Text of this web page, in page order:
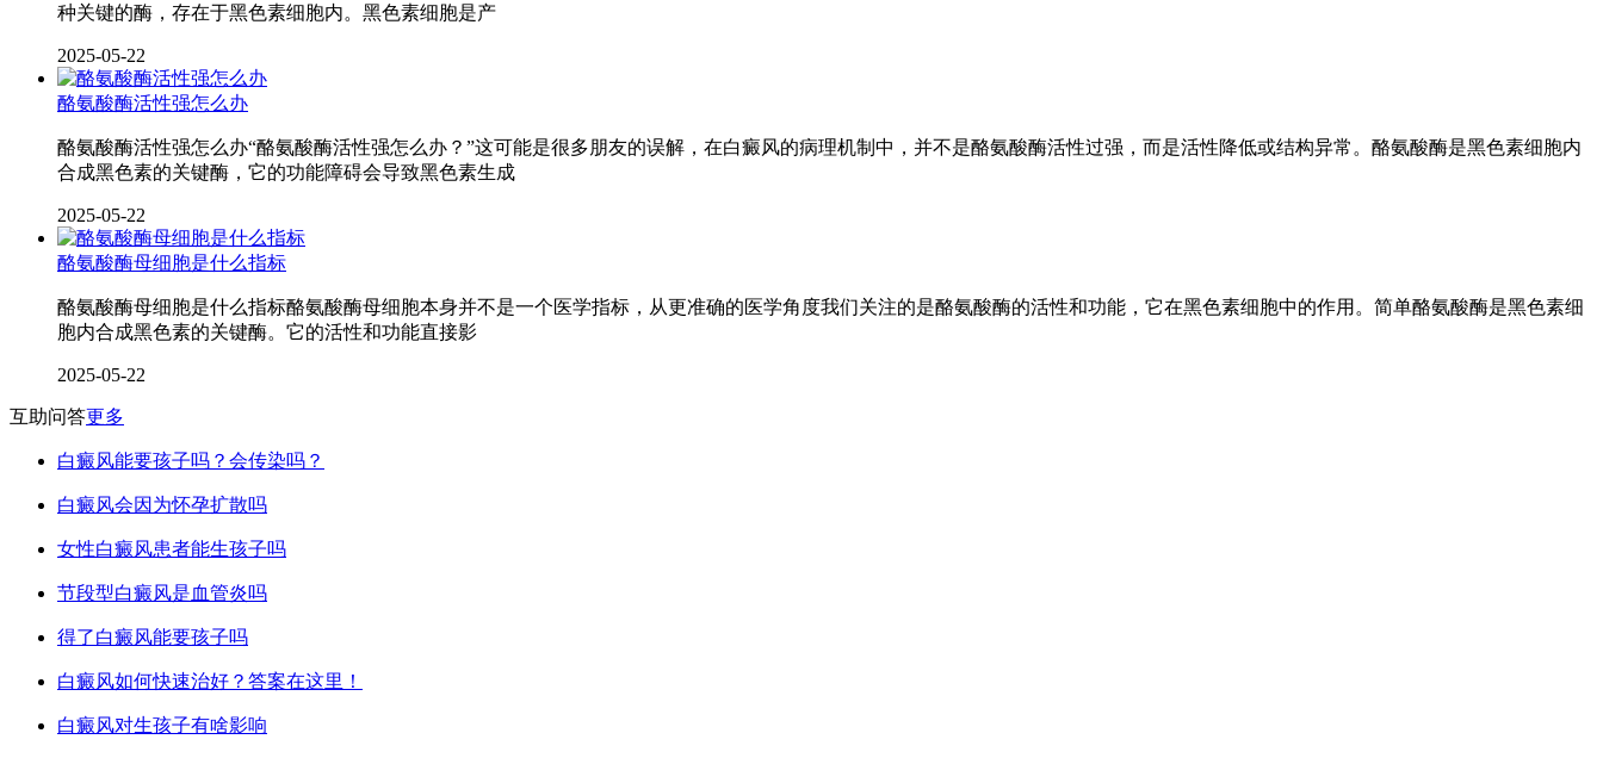
种关键的酶，存在于黑色素细胞内。黑色素细胞是产
2025-05-22
酪氨酸酶活性强怎么办
酪氨酸酶活性强怎么办“酪氨酸酶活性强怎么办？”这可能是很多朋友的误解，在白癜风的病理机制中，并不是酪氨酸酶活性过强，而是活性降低或结构异常。酪氨酸酶是黑色素细胞内
合成黑色素的关键酶，它的功能障碍会导致黑色素生成
2025-05-22
酪氨酸酶母细胞是什么指标
酪氨酸酶母细胞是什么指标酪氨酸酶母细胞本身并不是一个医学指标，从更准确的医学角度我们关注的是酪氨酸酶的活性和功能，它在黑色素细胞中的作用。简单酪氨酸酶是黑色素细
胞内合成黑色素的关键酶。它的活性和功能直接影
2025-05-22
互助问答更多
白癜风能要孩子吗？会传染吗？
白癜风会因为怀孕扩散吗
女性白癜风患者能生孩子吗
节段型白癜风是血管炎吗
得了白癜风能要孩子吗
白癜风如何快速治好？答案在这里！
白癜风对生孩子有啥影响